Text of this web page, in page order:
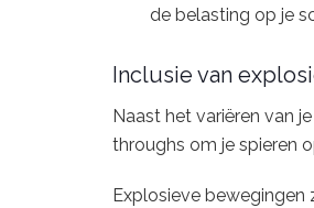
de belasting op je
Inclusie van
Naast het variëren van
throughs om je spieren
Explosieve